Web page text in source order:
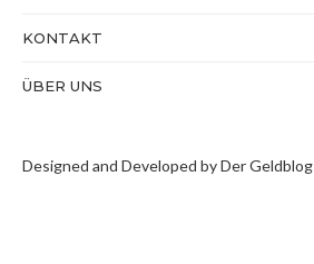
KONTAKT
ÜBER UNS
Designed and Developed by Der Geldblog